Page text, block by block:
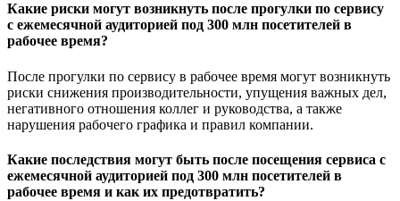
Какие риски могут возникнуть после прогулки по сервису
с ежемесячной аудиторией под 300 млн посетителей в
рабочее время?
После прогулки по сервису в рабочее время могут возникнуть
риски снижения производительности, упущения важных дел,
негативного отношения коллег и руководства, а также
нарушения рабочего графика и правил компании.
Какие последствия могут быть после посещения сервиса с
ежемесячной аудиторией под 300 млн посетителей в
рабочее время и как их предотвратить?